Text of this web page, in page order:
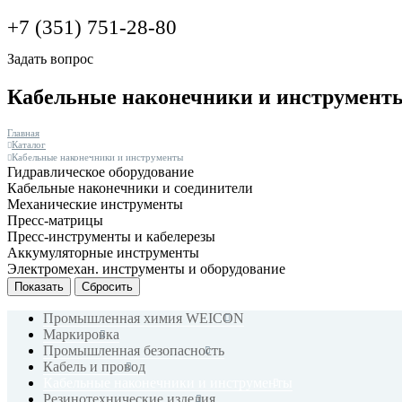
+7 (351) 751-28-80
Задать вопрос
Кабельные наконечники и
Главная
Каталог
Кабельные наконечники и инструменты
Гидравлическое оборудование
Кабельные наконечники и соединители
Механические инструменты
Пресс-матрицы
Пресс-инструменты и кабелерезы
Аккумуляторные инструменты
Электромехан. инструменты и оборудование
Сбросить
Промышленная химия WEICON
Маркировка
Промышленная безопасность
Кабель и провод
Резинотехнические изделия